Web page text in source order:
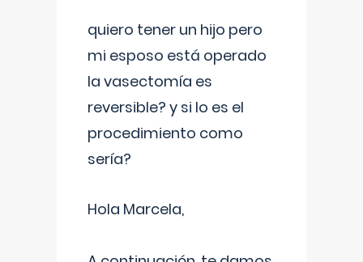
quiero tener un hijo pero
mi esposo está operado
la vasectomía es
reversible? y si lo es el
procedimiento como
sería?
Hola Marcela,